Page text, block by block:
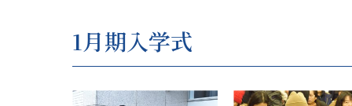
1月期入学式